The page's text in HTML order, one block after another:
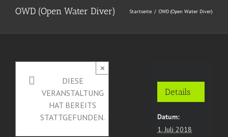
OWD (Open Water Diver) Startseite OWD (Open Water Diver)
DIESE
VERANSTALTUNG
HAT BEREITS
STATTGEFUNDEN.
×
Details
Datum:
1. Juli 2018